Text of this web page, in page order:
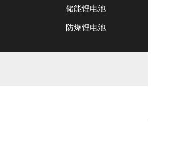
储能锂电池
防爆锂电池